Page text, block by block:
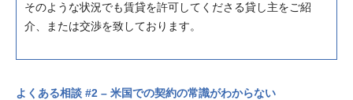
そのような状況でも賃貸を許可してくださる貸し主をご紹
介、または交渉を致しております。
よくある相談 #2 – 米国での契約の常識がわからない